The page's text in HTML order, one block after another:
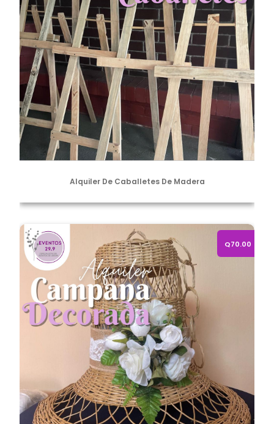
Alquiler De Caballetes De Madera
Alquiler de campana decorada
Q70.00